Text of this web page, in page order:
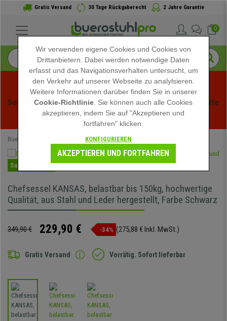
Gratis Versand 30 Tage Rückgaberecht 2 Jahre Garantie
0
Sommerschlussverauf bei buerstuhlpro! Exklusive Rabatte
für kurze Zeit - Aktion ansehen -
Buerostuhlpro Chefsessel
Super Angebot
Chefsessel KANSAS, belastbar bis 150kg, hochwertige
Qualität, aus Stahl und Leder hergestellt, Farbe Schwarz
349,90 € 229,90 € -34% (275,88 € Inkl. MwSt.)
Gratis Versand Vorrätig. Sofort lieferbar
Wir verwenden eigene Cookies und Cookies von
Drittanbietern. Dabei werden notwendige Daten
erfasst und das Navigationsverhalten untersucht, um
den Verkehr auf unserer Webseite zu analylsieren.
Weitere Informationen darüber finden Sie in unserer
Cookie-Richtlinie . Sie können auch alle Cookies
akzeptieren, indem Sie auf "Akzeptieren und
fortfahren" klicken.
KONFIGURIEREN
AKZEPTIEREN UND FORTFAHREN